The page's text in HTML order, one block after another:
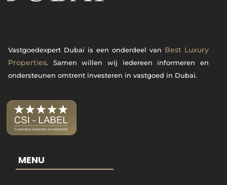
Vastgoedexpert Dubai is een onderdeel van Best Luxury
Properties. Samen willen wij iedereen informeren en
ondersteunen omtrent investeren in vastgoed in Dubai.
MENU